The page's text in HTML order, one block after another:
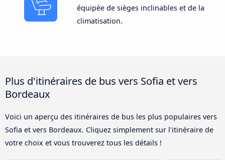
équipée de sièges inclinables et de la
climatisation.
Plus d'itinéraires de bus vers Sofia et vers
Bordeaux
Voici un aperçu des itinéraires de bus les plus populaires vers
Sofia et vers Bordeaux. Cliquez simplement sur l'itinéraire de
votre choix et vous trouverez tous les détails !